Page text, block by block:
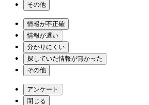
その他
情報が不正確
情報が遅い
分かりにくい
探していた情報が無かった
その他
アンケート
閉じる